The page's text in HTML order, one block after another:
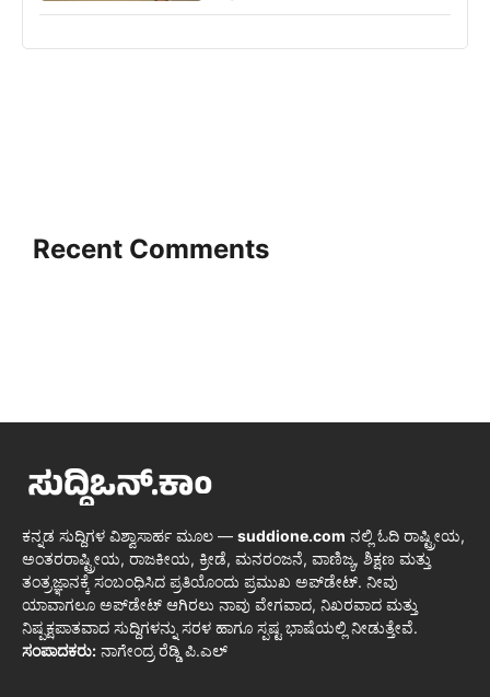
Recent Comments
ಕನ್ನಡ ಸುದ್ದಿಗಳ ವಿಶ್ವಾಸಾರ್ಹ ಮೂಲ — suddione.com ನಲ್ಲಿ ಓದಿ ರಾಷ್ಟ್ರೀಯ,
ಅಂತರರಾಷ್ಟ್ರೀಯ, ರಾಜಕೀಯ, ಕ್ರೀಡೆ, ಮನರಂಜನೆ, ವಾಣಿಜ್ಯ, ಶಿಕ್ಷಣ ಮತ್ತು
ತಂತ್ರಜ್ಞಾನಕ್ಕೆ ಸಂಬಂಧಿಸಿದ ಪ್ರತಿಯೊಂದು ಪ್ರಮುಖ ಅಪ್‌ಡೇಟ್. ನೀವು
ಯಾವಾಗಲೂ ಅಪ್‌ಡೇಟ್ ಆಗಿರಲು ನಾವು ವೇಗವಾದ, ನಿಖರವಾದ ಮತ್ತು
ನಿಷ್ಪಕ್ಷಪಾತವಾದ ಸುದ್ದಿಗಳನ್ನು ಸರಳ ಹಾಗೂ ಸ್ಪಷ್ಟ ಭಾಷೆಯಲ್ಲಿ ನೀಡುತ್ತೇವೆ.
ಸಂಪಾದಕರು: ನಾಗೇಂದ್ರ ರೆಡ್ಡಿ ಪಿ.ಎಲ್